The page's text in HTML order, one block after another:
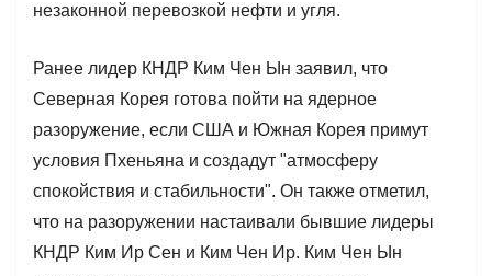
незаконной перевозкой нефти и угля.
Ранее лидер КНДР Ким Чен Ын заявил, что
Северная Корея готова пойти на ядерное
разоружение, если США и Южная Корея примут
условия Пхеньяна и создадут "атмосферу
спокойствия и стабильности". Он также отметил,
что на разоружении настаивали бывшие лидеры
КНДР Ким Ир Сен и Ким Чен Ир. Ким Чен Ын